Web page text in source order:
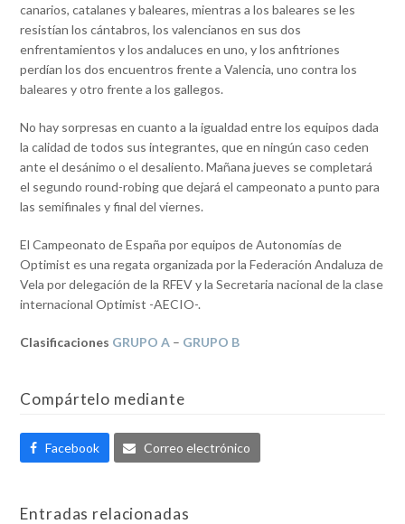
canarios, catalanes y baleares, mientras a los baleares se les
resistían los cántabros, los valencianos en sus dos
enfrentamientos y los andaluces en uno, y los anfitriones
perdían los dos encuentros frente a Valencia, uno contra los
baleares y otro frente a los gallegos.
No hay sorpresas en cuanto a la igualdad entre los equipos dada
la calidad de todos sus integrantes, que en ningún caso ceden
ante el desánimo o el desaliento. Mañana jueves se completará
el segundo round-robing que dejará el campeonato a punto para
las semifinales y final del viernes.
El Campeonato de España por equipos de Autonomías de
Optimist es una regata organizada por la Federación Andaluza de
Vela por delegación de la RFEV y la Secretaria nacional de la clase
internacional Optimist -AECIO-.
Clasificaciones GRUPO A – GRUPO B
Compártelo mediante
Facebook Correo electrónico
Entradas relacionadas